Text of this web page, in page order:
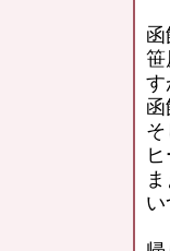
函
笹
す